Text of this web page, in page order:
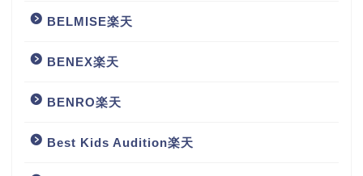
BELMISE楽天
BENEX楽天
BENRO楽天
Best Kids Audition楽天